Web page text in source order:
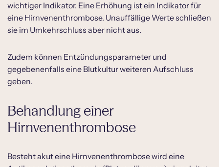
wichtiger Indikator. Eine Erhöhung ist ein Indikator für
eine Hirnvenenthrombose. Unauffällige Werte schließen
sie im Umkehrschluss aber nicht aus.
Zudem können Entzündungsparameter und
gegebenenfalls eine Blutkultur weiteren Aufschluss
geben.
Behandlung einer
Hirnvenenthrombose
Besteht akut eine Hirnvenenthrombose wird eine